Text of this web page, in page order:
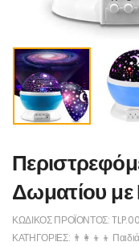
Δωματίου με
ΚΩΔΙΚΌΣ ΠΡΟΪΌΝΤΟΣ:
ΚΑΤΗΓΟΡΊΕΣ: 👨‍👩‍👦‍👦